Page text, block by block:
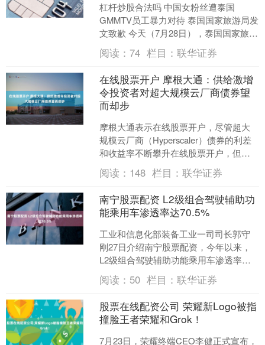
杠杆炒股合法吗 中国女粉丝遭泰国
GMMTV员工暴力对待 泰国国家旅游局发
文致歉 今天（7月28日），泰国国家旅游
局发布关于近期公众关切事项的声明：
感谢大家一直....
阅读：74 栏目：联华证券
在线股票开户 摩根大通：供给激增
令投资者对超大规模云厂商债券望
而却步
摩根大通表示在线股票开户，尽管超大
规模云厂商（Hyperscaler）债券的利差
和收益率不断攀升在线股票开户，但由
于市场预期此类债券的发行量将继续激
增，投资者在....
阅读： 148 栏目：联华证券
南宁股票配资 L2级组合驾驶辅助功
能乘用车渗透率达70.5%
工业和信息化部装备工业一司司长郭守
刚27日介绍南宁股票配资，今年以来，
L2级组合驾驶辅助功能乘用车渗透率达
到70.5%南宁股票配资，领航驾驶辅助
（NOA）功能乘....
阅读： 50 栏目：联华证券
股票在线配资公司 荣耀新Logo被指
撞脸王者荣耀和Grok！
7月23日，荣耀终端CEO李健正式宣布，